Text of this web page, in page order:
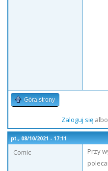
Góra strony
Zaloguj sięalbo
pt., 08/10/2021 - 17:11
Comic
Przy